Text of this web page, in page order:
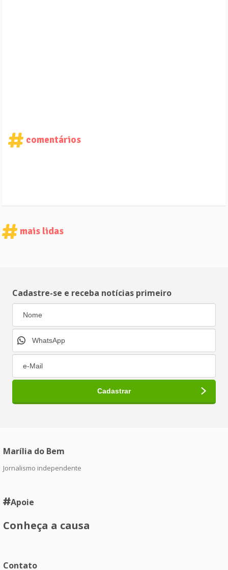
comentários
mais lidas
Cadastre-se e receba notícias primeiro
Marília do Bem
Jornalismo independente
Apoie
Conheça a causa
Contato